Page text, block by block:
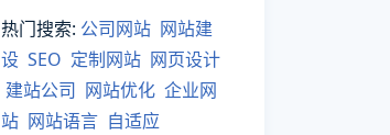
热门搜索: 公司网站 网站建
设 SEO 定制网站 网页设计
建站公司 网站优化 企业网
站 网站语言 自适应